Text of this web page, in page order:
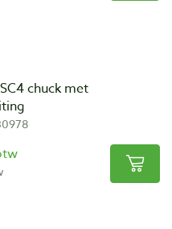
chuck met